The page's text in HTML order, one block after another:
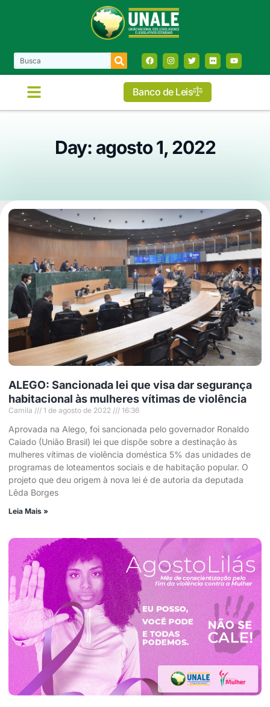
Banco de Leis
Day: agosto 1, 2022
ALEGO: Sancionada lei que visa dar segurança
habitacional às mulheres vítimas de violência
Camila 1 de agosto de 2022 16:36
Aprovada na Alego, foi sancionada pelo governador Ronaldo
Caiado (União Brasil) lei que dispõe sobre a destinação às
mulheres vítimas de violência doméstica 5% das unidades de
programas de loteamentos sociais e de habitação popular. O
projeto que deu origem à nova lei é de autoria da deputada
Lêda Borges
Leia Mais »